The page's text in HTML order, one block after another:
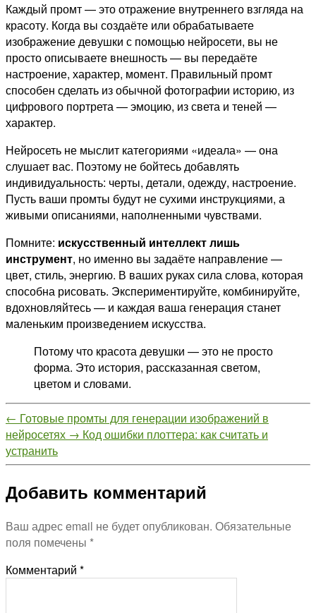
Каждый промт — это отражение внутреннего взгляда на
красоту. Когда вы создаёте или обрабатываете
изображение девушки с помощью нейросети, вы не
просто описываете внешность — вы передаёте
настроение, характер, момент. Правильный промт
способен сделать из обычной фотографии историю, из
цифрового портрета — эмоцию, из света и теней —
характер.
Нейросеть не мыслит категориями «идеала» — она
слушает вас. Поэтому не бойтесь добавлять
индивидуальность: черты, детали, одежду, настроение.
Пусть ваши промты будут не сухими инструкциями, а
живыми описаниями, наполненными чувствами.
Помните: искусственный интеллект лишь
инструмент, но именно вы задаёте направление —
цвет, стиль, энергию. В ваших руках сила слова, которая
способна рисовать. Экспериментируйте, комбинируйте,
вдохновляйтесь — и каждая ваша генерация станет
маленьким произведением искусства.
Потому что красота девушки — это не просто
форма. Это история, рассказанная светом,
цветом и словами.
← Готовые промты для генерации изображений в
нейросетях → Код ошибки плоттера: как считать и
устранить
Добавить комментарий
Ваш адрес email не будет опубликован. Обязательные
поля помечены *
Комментарий *